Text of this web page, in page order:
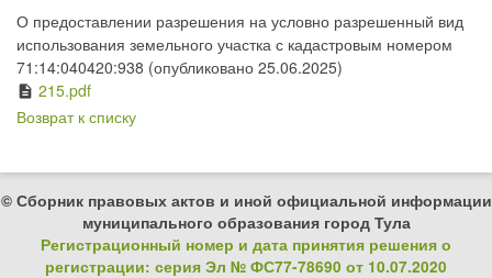
О предоставлении разрешения на условно разрешенный вид
использования земельного участка с кадастровым номером
71:14:040420:938 (опубликовано 25.06.2025)
description 215.pdf
Возврат к списку
© Сборник правовых актов и иной официальной информации
муниципального образования город Тула
Регистрационный номер и дата принятия решения о
регистрации: серия Эл № ФС77-78690 от 10.07.2020